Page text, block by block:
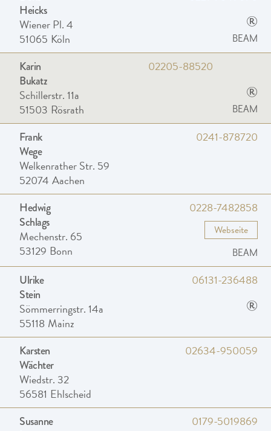
Heicks
Wiener Pl. 4
51065 Köln
®
BEAM
Karin
Bukatz
Schillerstr. 11a
51503 Rösrath
02205-88520
®
BEAM
Frank
Wege
Welkenrather Str. 59
52074 Aachen
0241-878720
Hedwig
Schlags
Mechenstr. 65
53129 Bonn
0228-7482858
Webseite
BEAM
Ulrike
Stein
Sömmerringstr. 14a
55118 Mainz
06131-236488
®
Karsten
Wächter
Wiedstr. 32
56581 Ehlscheid
02634-950059
Susanne
0179-5019869